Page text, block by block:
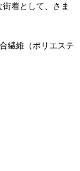
着として、さま
繊維（ポリエステ